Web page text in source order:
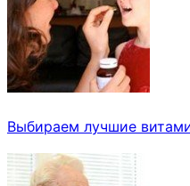
Выбираем лучшие